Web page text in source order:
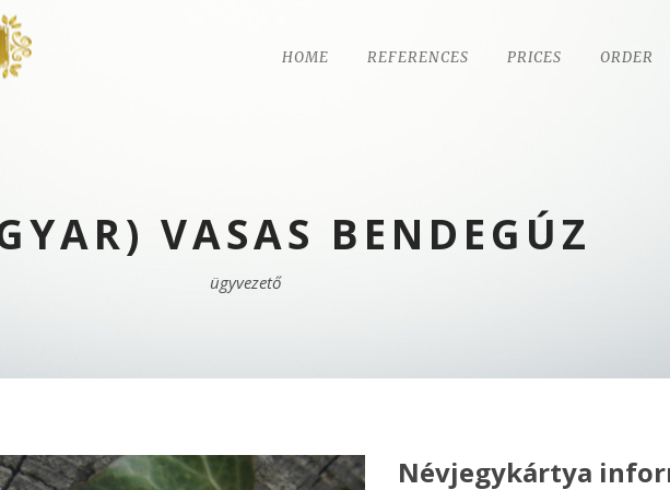
HOME REFERENCES PRICES ORDER
VASAS BENDEGÚZ
ügyvezető
Névjegykártya